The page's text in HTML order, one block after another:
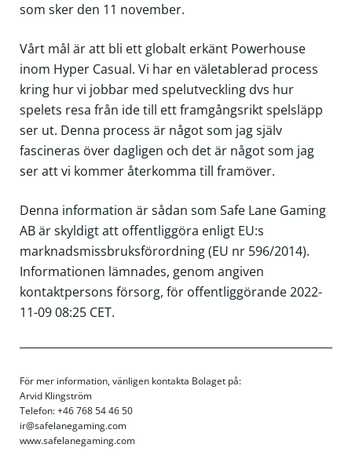
som sker den 11 november.
Vårt mål är att bli ett globalt erkänt Powerhouse
inom Hyper Casual. Vi har en väletablerad process
kring hur vi jobbar med spelutveckling dvs hur
spelets resa från ide till ett framgångsrikt spelsläpp
ser ut. Denna process är något som jag själv
fascineras över dagligen och det är något som jag
ser att vi kommer återkomma till framöver.
Denna information är sådan som Safe Lane Gaming
AB är skyldigt att offentliggöra enligt EU:s
marknadsmissbruksförordning (EU nr 596/2014).
Informationen lämnades, genom angiven
kontaktpersons försorg, för offentliggörande 2022-
11-09 08:25 CET.
För mer information, vänligen kontakta Bolaget på:
Arvid Klingström
Telefon: +46 768 54 46 50
ir@safelanegaming.com
www.safelanegaming.com